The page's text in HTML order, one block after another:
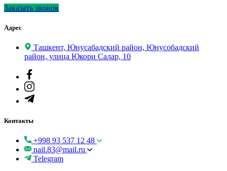
Заказать звонок
Адрес
Ташкент, Юнусабадский район, Юнусобадский
район, улица Юкори Салар, 10
Контакты
+998 93 537 12 48
nail.83@mail.ru
Telegram